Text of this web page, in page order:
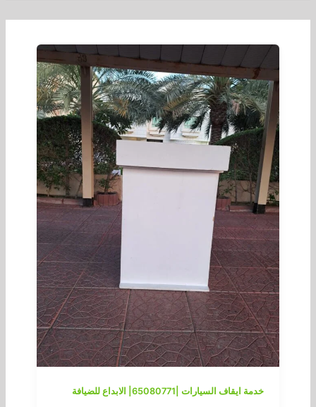
خدمة ايقاف السيارات |65080771| الابداع للضيافة